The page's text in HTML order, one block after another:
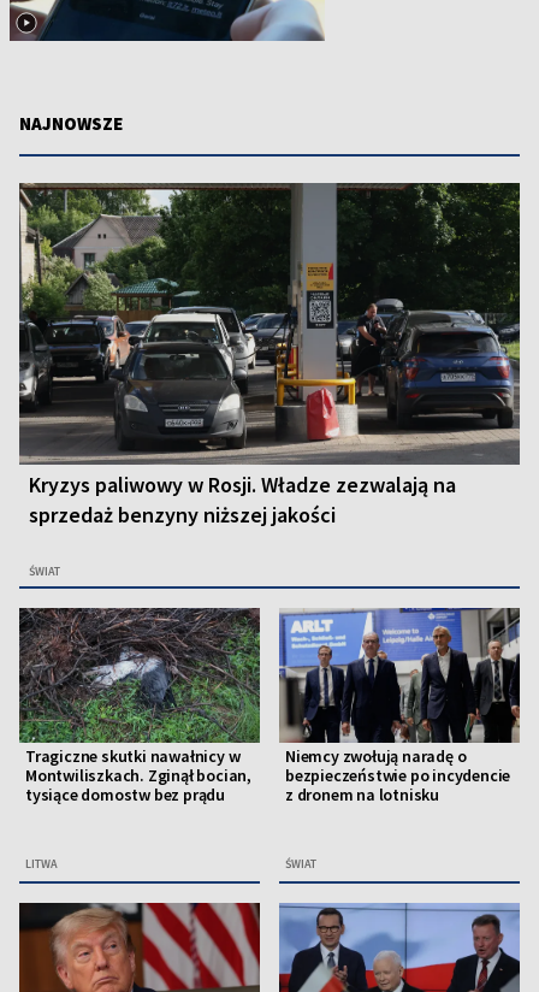
NAJNOWSZE
Kryzys paliwowy w Rosji. Władze zezwalają na
sprzedaż benzyny niższej jakości
ŚWIAT
Tragiczne skutki nawałnicy w
Montwiliszkach. Zginął bocian,
tysiące domostw bez prądu
LITWA
Niemcy zwołują naradę o
bezpieczeństwie po incydencie
z dronem na lotnisku
ŚWIAT